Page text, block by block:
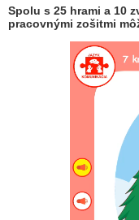
Spolu s 25 hrami a 10
pracovnými zošitmi